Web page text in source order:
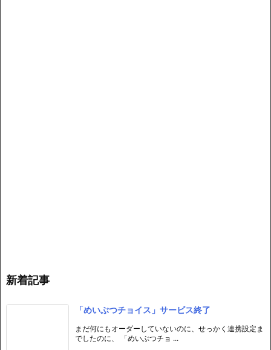
新着記事
「めいぶつチョイス」サービス終了
まだ何にもオーダーしていないのに、せっかく連携設定ま
でしたのに、 「めいぶつチョ ...